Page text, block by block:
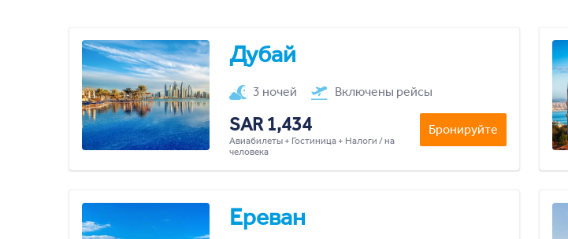
Дубай
3 ночей Включены рейсы
SAR 1,434
Авиабилеты + Гостиница + Налоги / на
человека
Бронируйте
Ереван